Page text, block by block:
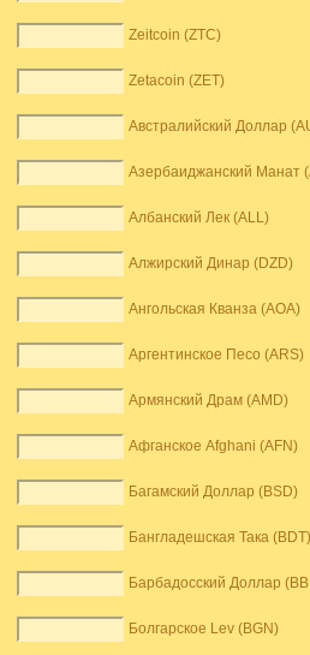
Zeitcoin (ZTC)
Zetacoin (ZET)
Австралийский Доллар
Азербаиджанский Манат
Албанский Лек (ALL)
Алжирский Динар (DZD)
Ангольская Кванза (AOA)
Аргентинское Песо (ARS)
Армянский Драм (AMD)
Афганское Afghani (AFN)
Багамский Доллар (BSD)
Бангладешская Така (BDT)
Барбадосский Доллар
Болгарское Lev (BGN)